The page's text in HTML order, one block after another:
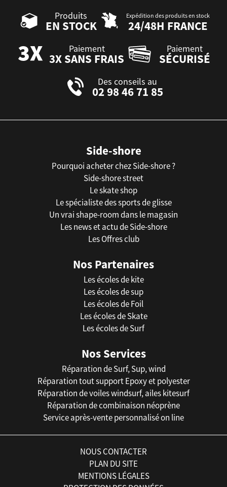
Produits
EN STOCK
Expédition des produits en stock
24/48H FRANCE
Paiement
3X SANS FRAIS
Paiement
SÉCURISÉ
Des conseils au
02 98 46 71 85
Side-shore
Pourquoi acheter chez Side-shore ?
Side-shore street
Le skate shop
Le spécialiste des sports de glisse
Un vrai shape-room dans le magasin
Les news et actu de Side-shore
Les Offres club
Nos Partenaires
Les écoles de kite
Les écoles de sup
Les écoles de Foil
Les écoles de Skate
Les écoles de Surf
Nos Services
Réparation de Surf, Sup, wind
Réparation tout support Epoxy et polyester
Réparation de voiles windsurf, ailes kitesurf
Réparation de combinaison néoprène
Service après-vente personnalisé on line
NOUS CONTACTER
PLAN DU SITE
MENTIONS LÉGALES